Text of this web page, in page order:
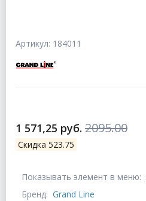
Артикул: 184011
1 571,25 руб. 2095.00
Скидка 523.75
Показывать элемент в меню:
Бренд: Grand Line